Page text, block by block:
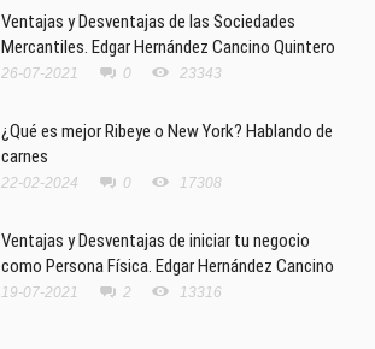
Ventajas y Desventajas de las Sociedades
Mercantiles. Edgar Hernández Cancino Quintero
26-07-2021 0 23343
¿Qué es mejor Ribeye o New York? Hablando de
carnes
22-02-2024 0 17308
Ventajas y Desventajas de iniciar tu negocio
como Persona Física. Edgar Hernández Cancino
19-07-2021 2 13316